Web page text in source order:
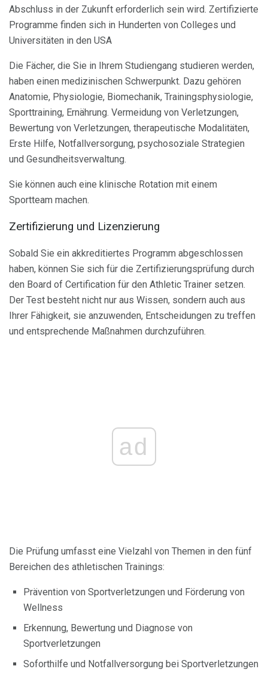
Abschluss in der Zukunft erforderlich sein wird. Zertifizierte
Programme finden sich in Hunderten von Colleges und
Universitäten in den USA
Die Fächer, die Sie in Ihrem Studiengang studieren werden,
haben einen medizinischen Schwerpunkt. Dazu gehören
Anatomie, Physiologie, Biomechanik, Trainingsphysiologie,
Sporttraining, Ernährung. Vermeidung von Verletzungen,
Bewertung von Verletzungen, therapeutische Modalitäten,
Erste Hilfe, Notfallversorgung, psychosoziale Strategien
und Gesundheitsverwaltung.
Sie können auch eine klinische Rotation mit einem
Sportteam machen.
Zertifizierung und Lizenzierung
Sobald Sie ein akkreditiertes Programm abgeschlossen
haben, können Sie sich für die Zertifizierungsprüfung durch
den Board of Certification für den Athletic Trainer setzen.
Der Test besteht nicht nur aus Wissen, sondern auch aus
Ihrer Fähigkeit, sie anzuwenden, Entscheidungen zu treffen
und entsprechende Maßnahmen durchzuführen.
ad
Die Prüfung umfasst eine Vielzahl von Themen in den fünf
Bereichen des athletischen Trainings:
Prävention von Sportverletzungen und Förderung von
Wellness
Erkennung, Bewertung und Diagnose von
Sportverletzungen
Soforthilfe und Notfallversorgung bei Sportverletzungen